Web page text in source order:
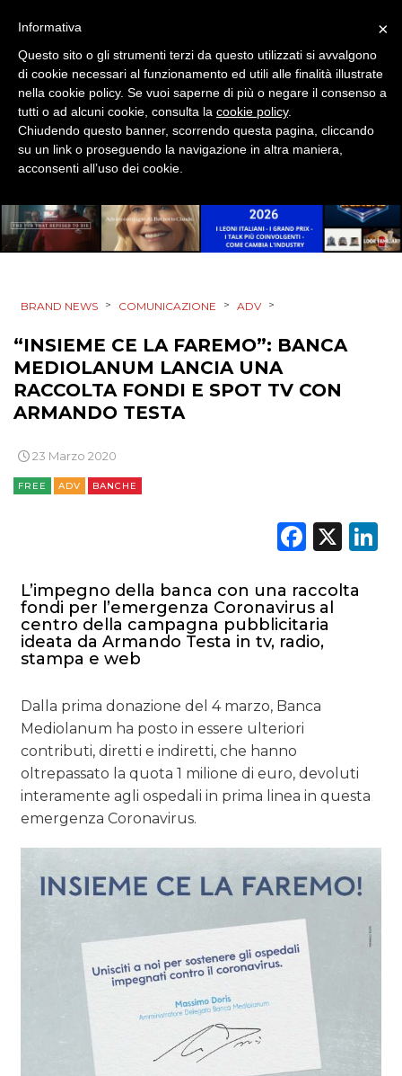
RADIO / AUDIO
TV
RICERCHE
PREVISIONI/SCENARI
NORMATIVE
CASE HISTORY
BRAND NEWS > COMUNICAZIONE > ADV >
“INSIEME CE LA FAREMO”: BANCA
MEDIOLANUM LANCIA UNA
RACCOLTA FONDI E SPOT TV CON
ARMANDO TESTA
23 Marzo 2020
FREE ADV BANCHE
X
L’impegno della banca con una raccolta
fondi per l’emergenza Coronavirus al
centro della campagna pubblicitaria
ideata da Armando Testa in tv, radio,
stampa e web
Dalla prima donazione del 4 marzo, Banca
Mediolanum ha posto in essere ulteriori
contributi, diretti e indiretti, che hanno
oltrepassato la quota 1 milione di euro, devoluti
interamente agli ospedali in prima linea in questa
emergenza Coronavirus.
×
Informativa
Questo sito o gli strumenti terzi da questo utilizzati si avvalgono
di cookie necessari al funzionamento ed utili alle finalità illustrate
nella cookie policy. Se vuoi saperne di più o negare il consenso a
tutti o ad alcuni cookie, consulta la cookie policy.
Chiudendo questo banner, scorrendo questa pagina, cliccando
su un link o proseguendo la navigazione in altra maniera,
acconsenti all’uso dei cookie.